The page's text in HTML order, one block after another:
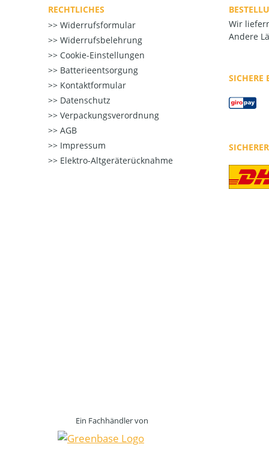
RECHTLICHES
Widerrufsformular
Widerrufsbelehrung
Cookie-Einstellungen
Batterieentsorgung
Kontaktformular
Datenschutz
Verpackungsverordnung
AGB
Impressum
Elektro-Altgeräterücknahme
Wir
Andere
SICHERE
Ein Fachhändler von